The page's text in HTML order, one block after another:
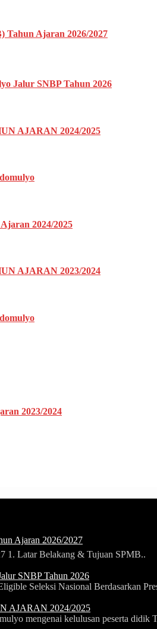
Tahun Ajaran 2026/2027
Jalur SNBP Tahun 2026
AJARAN 2024/2025
2024/2025
AJARAN 2023/2024
2023/2024
Ajaran 2026/2027
1. Latar Belakang & Tujuan SPMB..
SNBP Tahun 2026
Seleksi Nasional Berdasarkan
AJARAN 2024/2025
mengenai kelulusan peserta didik